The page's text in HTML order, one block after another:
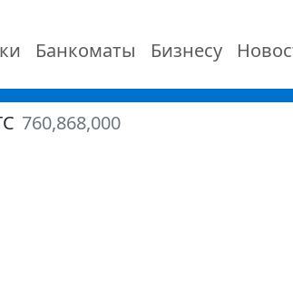
Банкоматы Бизнесу
760,868,000